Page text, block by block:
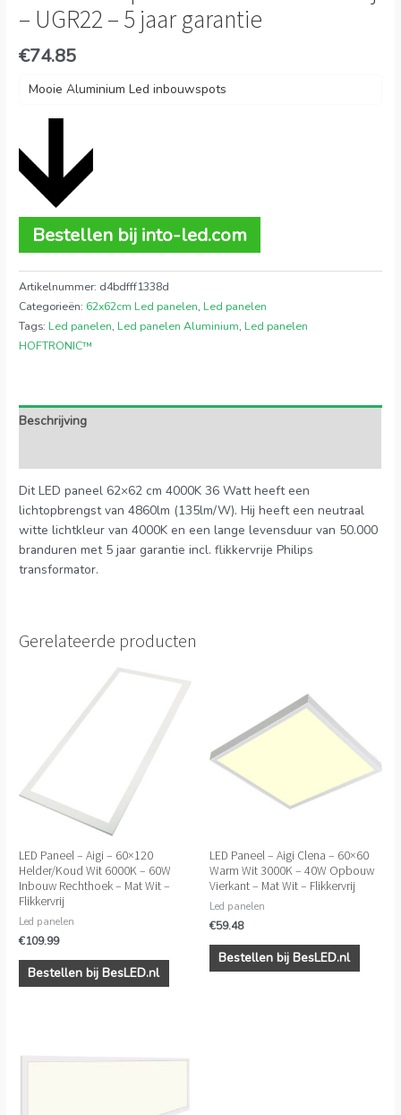
– UGR22 – 5 jaar garantie
€74.85
Mooie Aluminium Led inbouwspots
Bestellen bij into-led.com
Artikelnummer: d4bdfff1338d
Categorieën: 62x62cm Led panelen, Led panelen
Tags: Led panelen, Led panelen Aluminium, Led panelen
HOFTRONIC™
Beschrijving
Dit LED paneel 62×62 cm 4000K 36 Watt heeft een
lichtopbrengst van 4860lm (135lm/W). Hij heeft een neutraal
witte lichtkleur van 4000K en een lange levensduur van 50.000
branduren met 5 jaar garantie incl. flikkervrije Philips
transformator.
Gerelateerde producten
LED Paneel – Aigi – 60×120
Helder/Koud Wit 6000K – 60W
Inbouw Rechthoek – Mat Wit –
Flikkervrij
Led panelen
€109.99
Bestellen bij BesLED.nl
LED Paneel – Aigi Clena – 60×60
Warm Wit 3000K – 40W Opbouw
Vierkant – Mat Wit – Flikkervrij
Led panelen
€59.48
Bestellen bij BesLED.nl